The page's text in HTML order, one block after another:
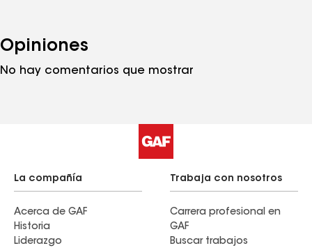
Opiniones
No hay comentarios que mostrar
La compañía
Acerca de GAF
Historia
Liderazgo
Trabaja con nosotros
Carrera profesional en
GAF
Buscar trabajos